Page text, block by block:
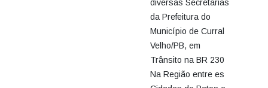
diversas Secretarias
da Prefeitura do
Município de Curral
Velho/PB, em
Trânsito na BR 230
Na Região entre es